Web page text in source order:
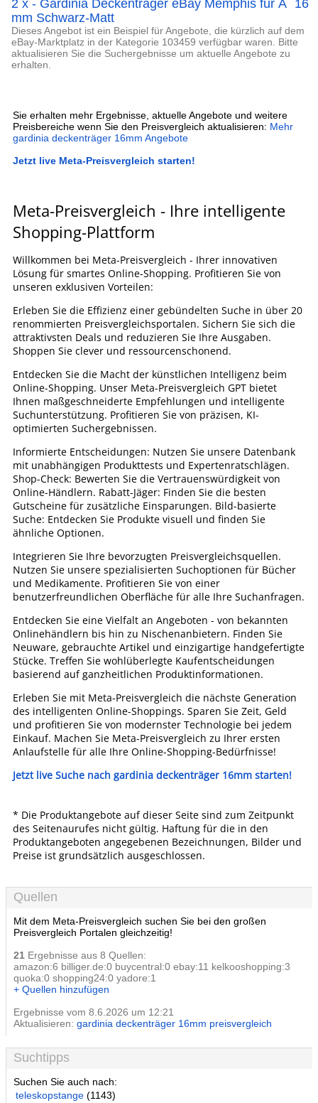
2 x - Gardinia Deckenträger eBay Memphis für Ã˜ 16
mm Schwarz-Matt
Dieses Angebot ist ein Beispiel für Angebote, die kürzlich auf dem
eBay-Marktplatz in der Kategorie 103459 verfügbar waren. Bitte
aktualisieren Sie die Suchergebnisse um aktuelle Angebote zu
erhalten.
Sie erhalten mehr Ergebnisse, aktuelle Angebote und weitere
Preisbereiche wenn Sie den Preisvergleich aktualisieren: Mehr
gardinia deckenträger 16mm Angebote
Jetzt live Meta-Preisvergleich starten!
Meta-Preisvergleich - Ihre intelligente
Shopping-Plattform
Willkommen bei Meta-Preisvergleich - Ihrer innovativen
Lösung für smartes Online-Shopping. Profitieren Sie von
unseren exklusiven Vorteilen:
Erleben Sie die Effizienz einer gebündelten Suche in über 20
renommierten Preisvergleichsportalen. Sichern Sie sich die
attraktivsten Deals und reduzieren Sie Ihre Ausgaben.
Shoppen Sie clever und ressourcenschonend.
Entdecken Sie die Macht der künstlichen Intelligenz beim
Online-Shopping. Unser Meta-Preisvergleich GPT bietet
Ihnen maßgeschneiderte Empfehlungen und intelligente
Suchunterstützung. Profitieren Sie von präzisen, KI-
optimierten Suchergebnissen.
Informierte Entscheidungen: Nutzen Sie unsere Datenbank
mit unabhängigen Produkttests und Expertenratschlägen.
Shop-Check: Bewerten Sie die Vertrauenswürdigkeit von
Online-Händlern. Rabatt-Jäger: Finden Sie die besten
Gutscheine für zusätzliche Einsparungen. Bild-basierte
Suche: Entdecken Sie Produkte visuell und finden Sie
ähnliche Optionen.
Integrieren Sie Ihre bevorzugten Preisvergleichsquellen.
Nutzen Sie unsere spezialisierten Suchoptionen für Bücher
und Medikamente. Profitieren Sie von einer
benutzerfreundlichen Oberfläche für alle Ihre Suchanfragen.
Entdecken Sie eine Vielfalt an Angeboten - von bekannten
Onlinehändlern bis hin zu Nischenanbietern. Finden Sie
Neuware, gebrauchte Artikel und einzigartige handgefertigte
Stücke. Treffen Sie wohlüberlegte Kaufentscheidungen
basierend auf ganzheitlichen Produktinformationen.
Erleben Sie mit Meta-Preisvergleich die nächste Generation
des intelligenten Online-Shoppings. Sparen Sie Zeit, Geld
und profitieren Sie von modernster Technologie bei jedem
Einkauf. Machen Sie Meta-Preisvergleich zu Ihrer ersten
Anlaufstelle für alle Ihre Online-Shopping-Bedürfnisse!
Jetzt live Suche nach gardinia deckenträger 16mm starten!
* Die Produktangebote auf dieser Seite sind zum Zeitpunkt
des Seitenaurufes nicht gültig. Haftung für die in den
Produktangeboten angegebenen Bezeichnungen, Bilder und
Preise ist grundsätzlich ausgeschlossen.
Quellen
Mit dem Meta-Preisvergleich suchen Sie bei den großen
Preisvergleich Portalen gleichzeitig!
21 Ergebnisse aus 8 Quellen:
amazon:6 billiger.de:0 buycentral:0 ebay:11 kelkooshopping:3
quoka:0 shopping24:0 yadore:1
+ Quellen hinzufügen
Ergebnisse vom 8.6.2026 um 12:21
Aktualisieren: gardinia deckenträger 16mm preisvergleich
Suchtipps
Suchen Sie auch nach:
teleskopstange (1143)